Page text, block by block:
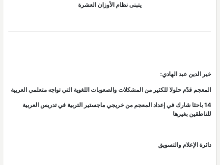
يتبنى نظام الأوزان العشرة
خير الدين عبد الهادي:
المعجم قدّم حلولا للكثير من المشكلات والصعوبات اللغوية التي تواجه متعلمي العربية
14 باحثا شارك في إعداد المعجم من خريجي ماجستير التربية في تدريس العربية
للناطقين بغيرها
دائرة الإعلام والتسويق